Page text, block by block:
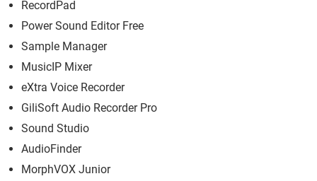
RecordPad
Power Sound Editor Free
Sample Manager
MusicIP Mixer
eXtra Voice Recorder
GiliSoft Audio Recorder Pro
Sound Studio
AudioFinder
MorphVOX Junior